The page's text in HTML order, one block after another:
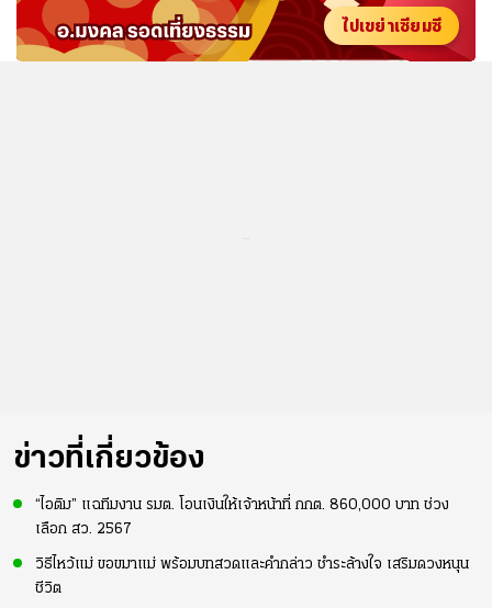
ไปเขย่าเซียมซี
ข่าวที่เกี่ยวข้อง
“ไอติม” แฉทีมงาน รมต. โอนเงินให้เจ้าหน้าที่ กกต. 860,000 บาท ช่วง
เลือก สว. 2567
วิธีไหว้แม่ ขอขมาแม่ พร้อมบทสวดและคำกล่าว ชำระล้างใจ เสริมดวงหนุน
ชีวิต